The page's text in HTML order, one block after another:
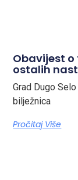
Obavijest
ostalih
Grad Dugo
bilježnica
Pročitaj Više